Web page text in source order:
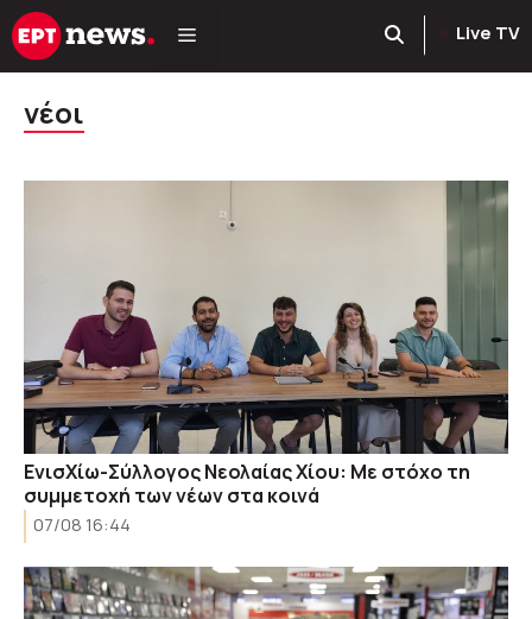
Μετάβαση
σε
Live TV
νέοι
ΕνισΧίω-Σύλλογος Νεολαίας Χίου: Με στόχο τη
συμμετοχή των νέων στα κοινά
07/08 16:44